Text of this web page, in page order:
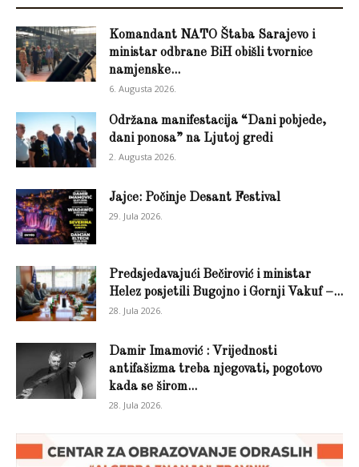
Komandant NATO Štaba Sarajevo i
ministar odbrane BiH obišli tvornice
namjenske...
6. Augusta 2026.
Održana manifestacija “Dani pobjede,
dani ponosa” na Ljutoj gredi
2. Augusta 2026.
Jajce: Počinje Desant Festival
29. Jula 2026.
Predsjedavajući Bečirović i ministar
Helez posjetili Bugojno i Gornji Vakuf –...
28. Jula 2026.
Damir Imamović : Vrijednosti
antifašizma treba njegovati, pogotovo
kada se širom...
28. Jula 2026.